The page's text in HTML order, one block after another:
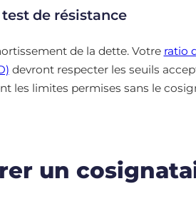
de résistance
de la dette. Votre ratio
devront respecter les seuils
les limites permises sans le
un